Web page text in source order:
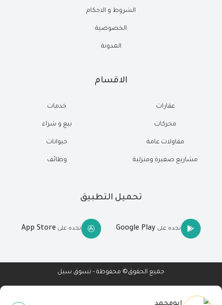
الشروط و الاحكام
الخصوصية
المدونة
الاقسام
عقارات
محركات
مقاولات عامة
مشاريع صغيرة ومنزلية
خدمات
بيع و شراء
حيوانات
وظائف
تحميل التطبيق
تجده على Google Play تجده على App Store
جميع الحقوق© محفوظة - تسوق سيل